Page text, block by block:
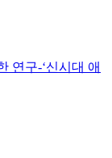
연구-‘신시대 애